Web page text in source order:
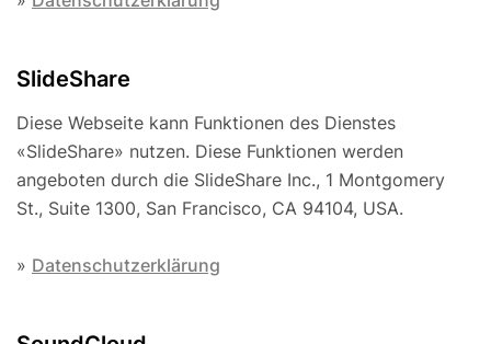
SlideShare
Diese Webseite kann Funktionen des Dienstes
«SlideShare» nutzen. Diese Funktionen werden
angeboten durch die SlideShare Inc., 1 Montgomery
St., Suite 1300, San Francisco, CA 94104, USA.
» Datenschutzerklärung